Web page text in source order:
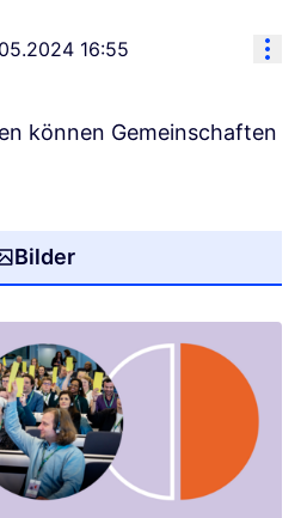
16:55
können Gemeinschaften
Bilder